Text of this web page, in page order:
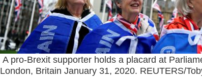
A pro-Brexit supporter holds a placard at
London, Britain January 31, 2020. REUTERS/